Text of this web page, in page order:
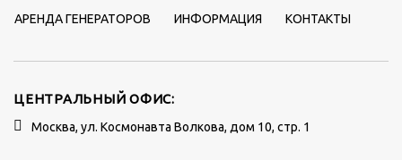
АРЕНДА ГЕНЕРАТОРОВ ИНФОРМАЦИЯ КОНТАКТЫ
ЦЕНТРАЛЬНЫЙ ОФИС:
Москва, ул. Космонавта Волкова, дом 10, стр. 1